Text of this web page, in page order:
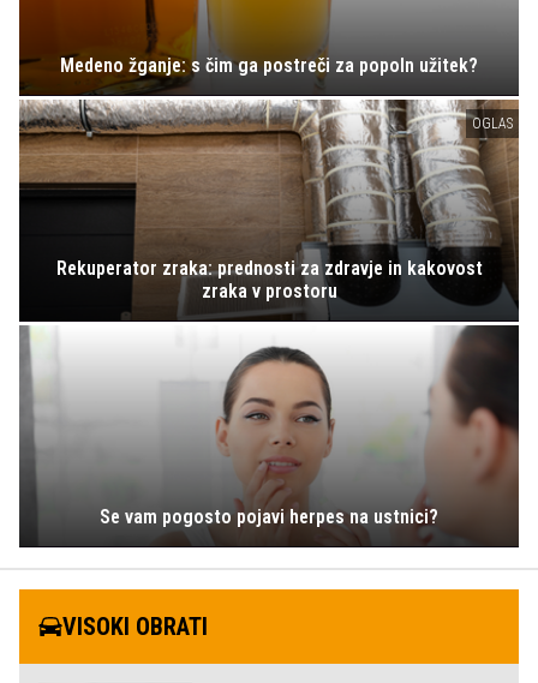
Medeno žganje: s čim ga postreči za popoln užitek?
OGLAS
Rekuperator zraka: prednosti za zdravje in kakovost
zraka v prostoru
Se vam pogosto pojavi herpes na ustnici?
VISOKI OBRATI